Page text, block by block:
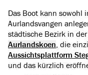
Das Boot kann sowohl
Aurlandsvangen
städtische Bezirk in
Aurlandskoen, die
Aussichtsplattform
und das kürzlich